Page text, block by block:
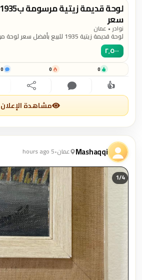
سعر
نوادر • عمان
بالألوان الزيتية، لرسام أجنبي 69 cm * 39 cm حجم اللوحة
٢٬٥٠٠
0
0
0
👍اهتمام تعليق مشاركة
مشاهدة الإعلان
Mashaqqi عمان•
5 hours ago
1/4